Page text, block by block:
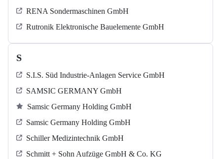
RENA Sondermaschinen GmbH
Rutronik Elektronische Bauelemente GmbH
S
S.I.S. Süd Industrie-Anlagen Service GmbH
SAMSIC GERMANY GmbH
Samsic Germany Holding GmbH
Samsic Germany Holding GmbH
Schiller Medizintechnik GmbH
Schmitt + Sohn Aufzüge GmbH & Co. KG